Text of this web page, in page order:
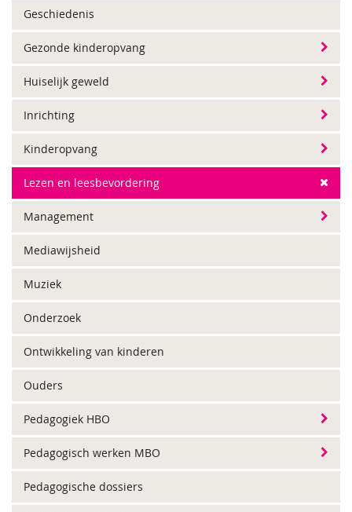
Geschiedenis
Gezonde kinderopvang
Huiselijk geweld
Inrichting
Kinderopvang
Lezen en leesbevordering
Management
Mediawijsheid
Muziek
Onderzoek
Ontwikkeling van kinderen
Ouders
Pedagogiek HBO
Pedagogisch werken MBO
Pedagogische dossiers